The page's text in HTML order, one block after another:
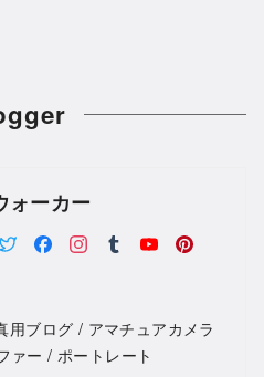
ォーカー
ブログ / アマチュアカメラ
ァー / ポートレート